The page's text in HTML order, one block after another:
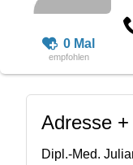
0 Mal
Adresse
Dipl.-Med.